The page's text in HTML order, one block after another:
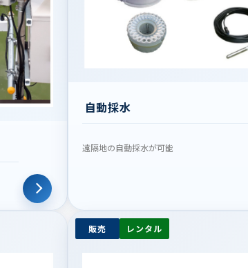
自動採水
遠隔地の自動採水が可能
販売 レンタル